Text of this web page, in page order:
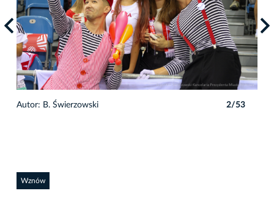
Autor: B. Świerzowski 2/53
Wznów